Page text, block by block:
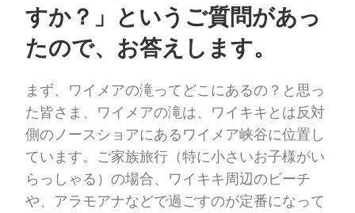
すか？」というご質問があっ
たので、お答えします。
まず、ワイメアの滝ってどこにあるの？と思っ
た皆さま、ワイメアの滝は、ワイキキとは反対
側のノースショアにあるワイメア峡谷に位置し
ています。ご家族旅行（特に小さいお子様がい
らっしゃる）の場合、ワイキキ周辺のビーチ
や、アラモアナなどで過ごすのが定番になって